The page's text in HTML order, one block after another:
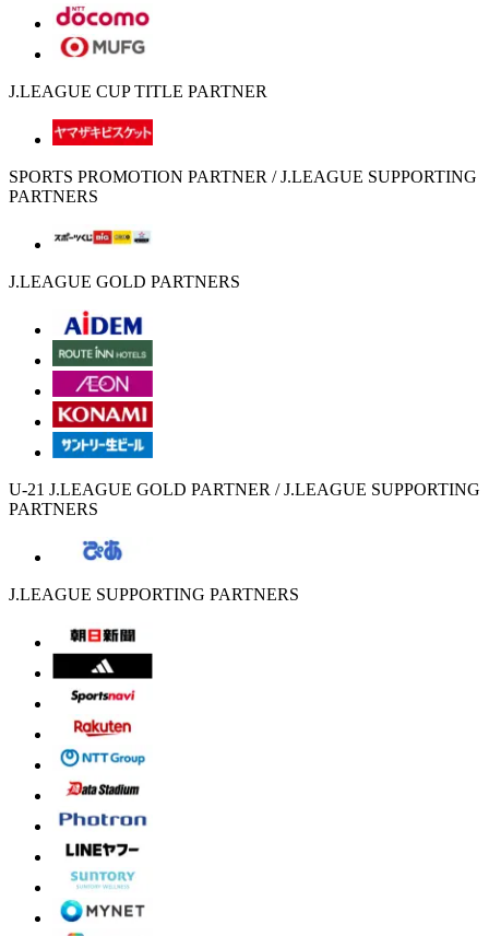
J.LEAGUE CUP TITLE PARTNER
SPORTS PROMOTION PARTNER / J.LEAGUE SUPPORTING
PARTNERS
J.LEAGUE GOLD PARTNERS
U-21 J.LEAGUE GOLD PARTNER / J.LEAGUE SUPPORTING
PARTNERS
J.LEAGUE SUPPORTING PARTNERS